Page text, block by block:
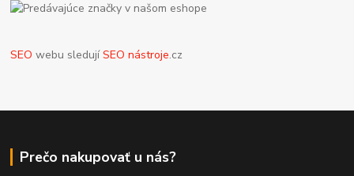
SEO webu sledujíSEO nástroje.cz
Prečo nakupovať u nás?